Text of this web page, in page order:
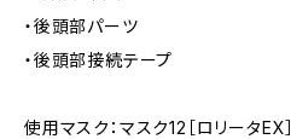
・後頭部パーツ
・後頭部接続テープ
使用マスク：マスク12［ロリータEX］